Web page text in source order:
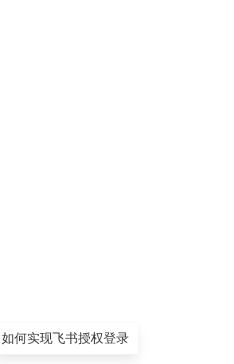
如何实现飞书授权登录